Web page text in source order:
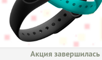
Акция завершилась